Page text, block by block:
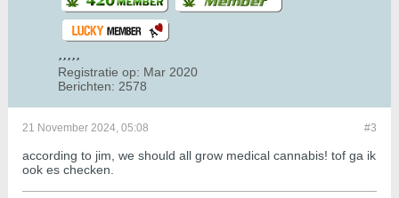
Registratie op: Mar 2020
Berichten: 2578
#3
21 November 2024, 05:08
according to jim, we should all grow medical cannabis! tof ga ik
ook es checken.